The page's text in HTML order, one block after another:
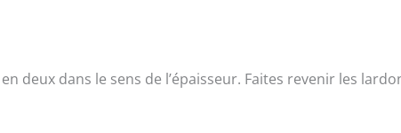
deux dans le sens de l’épaisseur. Faites revenir les